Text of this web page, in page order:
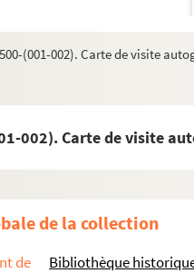
(001-002). Carte de visite
002). Carte de visite
de la collection
de
Bibliothèque
19..; médecin)
(18..-19.)
(18..-19.. ; journaliste)
(1893-1986)